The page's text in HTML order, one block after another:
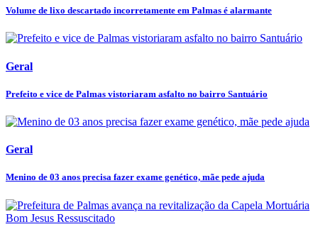
Volume de lixo descartado incorretamente em Palmas é alarmante
Geral
Prefeito e vice de Palmas vistoriaram asfalto no bairro Santuário
Geral
Menino de 03 anos precisa fazer exame genético, mãe pede ajuda